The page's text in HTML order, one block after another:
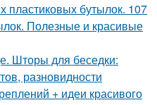
пластиковых бутылок. 107
Полезные и красивые
Шторы для беседки:
разновидности
+ идеи красивого